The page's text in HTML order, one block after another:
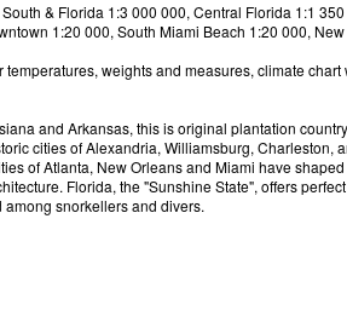
& Florida 1:3 000 000, Central Florida 1:1
1:20 000, South Miami Beach 1:20 000,
weights and measures, climate
and Arkansas, this is original plantation
cities of Alexandria, Williamsburg, Charleston,
of Atlanta, New Orleans and Miami have
Florida, the "Sunshine State", offers
snorkellers and divers.